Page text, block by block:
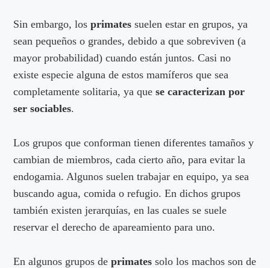
Sin embargo, losprimates suelen estar en grupos, ya
sean pequeños o grandes, debido a que sobreviven (a
mayor probabilidad) cuando están juntos. Casi no
existe especie alguna de estos mamíferos que sea
completamente solitaria, ya que se caracterizan por
ser sociables.
Los grupos que conforman tienen diferentes tamaños y
cambian de miembros, cada cierto año, para evitar la
endogamia. Algunos suelen trabajar en equipo, ya sea
buscando agua, comida o refugio. En dichos grupos
también existen jerarquías, en las cuales se suele
reservar el derecho de apareamiento para uno.
En algunos grupos deprimates solo los machos son de